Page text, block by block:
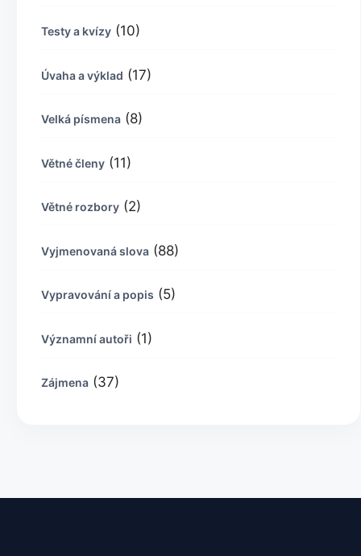
Testy a kvízy (10)
Úvaha a výklad (17)
Velká písmena (8)
Větné členy (11)
Větné rozbory (2)
Vyjmenovaná slova (88)
Vypravování a popis (5)
Významní autoři (1)
Zájmena (37)